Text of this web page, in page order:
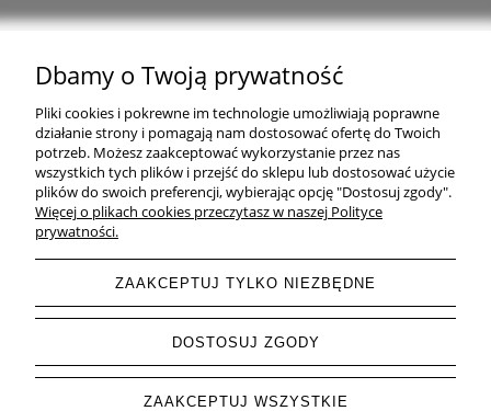
Natural Home Decor | E-mail: sklep at naturalhomedecor.pl | Tel.:
507 707 299 | NIP: 7971800592 | REGON: 381429127
Copyright © 2026 - Naturalhomedecor.pl
Dbamy o Twoją prywatność
Pliki cookies i pokrewne im technologie umożliwiają poprawne
działanie strony i pomagają nam dostosować ofertę do Twoich
potrzeb. Możesz zaakceptować wykorzystanie przez nas
wszystkich tych plików i przejść do sklepu lub dostosować użycie
plików do swoich preferencji, wybierając opcję "Dostosuj zgody".
Więcej o plikach cookies przeczytasz w naszej Polityce
prywatności.
ZAAKCEPTUJ TYLKO NIEZBĘDNE
DOSTOSUJ ZGODY
ZAAKCEPTUJ WSZYSTKIE